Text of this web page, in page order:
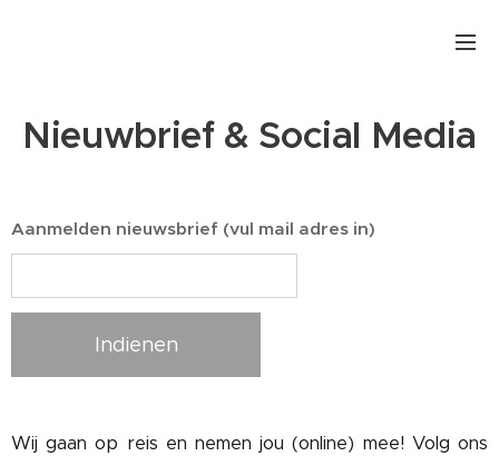
Nieuwbrief & Social Media
Aanmelden nieuwsbrief (vul mail adres in)
Indienen
Wij gaan op reis en nemen jou (online) mee! Volg ons